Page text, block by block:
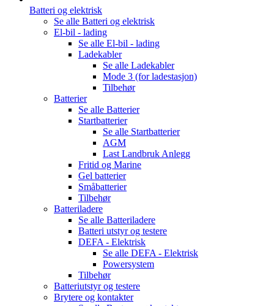
Batteri og elektrisk
Se alle Batteri og elektrisk
El-bil - lading
Se alle El-bil - lading
Ladekabler
Se alle Ladekabler
Mode 3 (for ladestasjon)
Tilbehør
Batterier
Se alle Batterier
Startbatterier
Se alle Startbatterier
AGM
Last Landbruk Anlegg
Fritid og Marine
Gel batterier
Småbatterier
Tilbehør
Batteriladere
Se alle Batteriladere
Batteri utstyr og testere
DEFA - Elektrisk
Se alle DEFA - Elektrisk
Powersystem
Tilbehør
Batteriutstyr og testere
Brytere og kontakter